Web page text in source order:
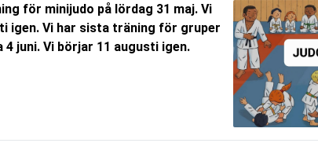
för minijudo på lördag 31 maj. Vi
igen. Vi har sista träning för gruper
4 juni. Vi börjar 11 augusti igen.